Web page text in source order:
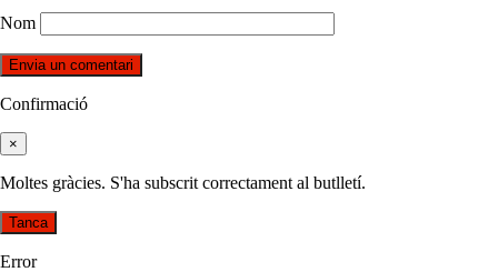
Nom
Confirmació
×
Moltes gràcies. S'ha subscrit correctament al butlletí.
Tanca
Error